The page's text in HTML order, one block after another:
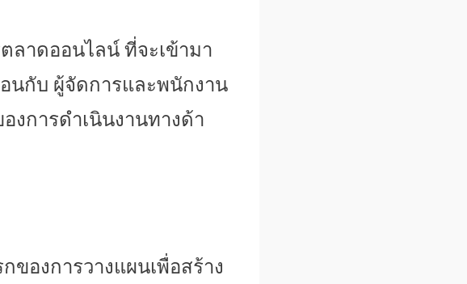
ลาดออนไลน์ ที่จะเข้ามา
นกับ ผู้จัดการและพนักงาน
งการดำเนินงานทางด้า
ของการวางแผนเพื่อสร้าง